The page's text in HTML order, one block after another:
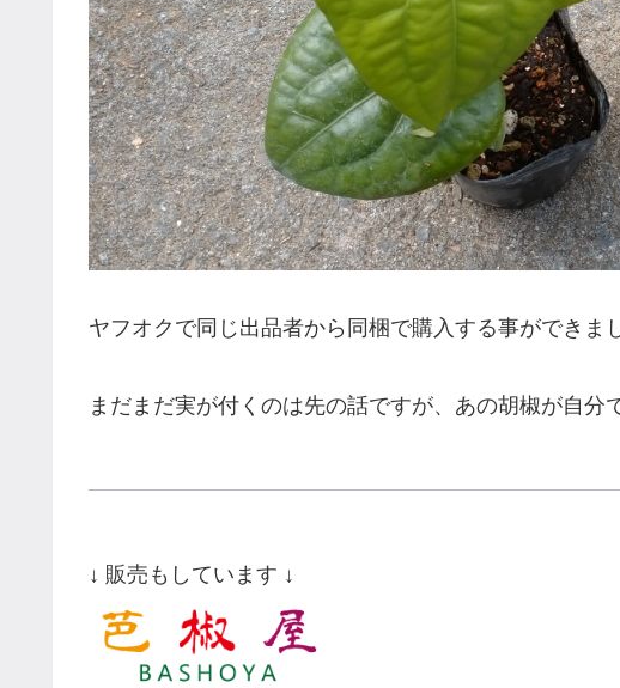
ヤフオクで同じ出品者から同梱で購入する事ができま
まだまだ実が付くのは先の話ですが、あの胡椒が自分
↓ 販売もしています ↓